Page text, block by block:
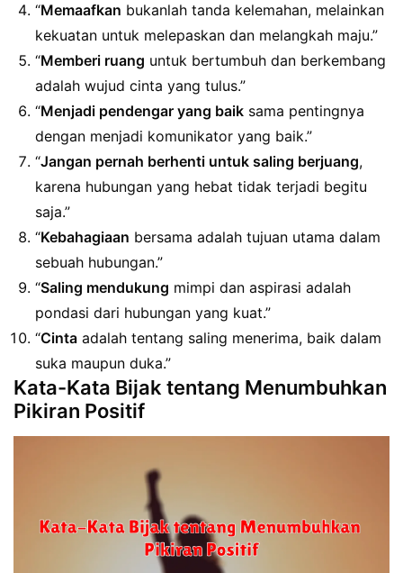
“Memaafkan bukanlah tanda kelemahan, melainkan
kekuatan untuk melepaskan dan melangkah maju.”
“Memberi ruang untuk bertumbuh dan berkembang
adalah wujud cinta yang tulus.”
“Menjadi pendengar yang baik sama pentingnya
dengan menjadi komunikator yang baik.”
“Jangan pernah berhenti untuk saling berjuang,
karena hubungan yang hebat tidak terjadi begitu
saja.”
“Kebahagiaan bersama adalah tujuan utama dalam
sebuah hubungan.”
“Saling mendukung mimpi dan aspirasi adalah
pondasi dari hubungan yang kuat.”
“Cinta adalah tentang saling menerima, baik dalam
suka maupun duka.”
Kata-Kata Bijak tentang Menumbuhkan
Pikiran Positif